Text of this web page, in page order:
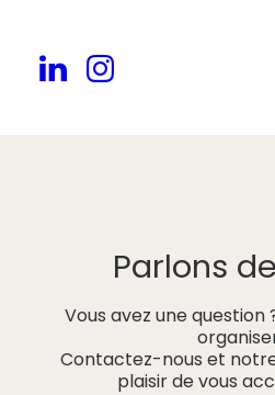
Parlons
Vous avez une question
Contactez-nous et
plaisir de vous